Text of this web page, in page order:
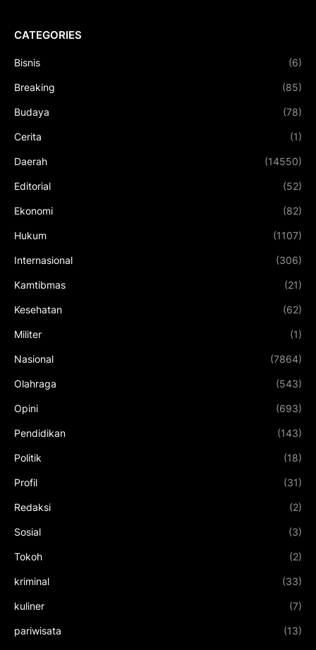
CATEGORIES
Bisnis (6)
Breaking (85)
Budaya (78)
Cerita (1)
Daerah (14550)
Editorial (52)
Ekonomi (82)
Hukum (1107)
Internasional (306)
Kamtibmas (21)
Kesehatan (62)
Militer (1)
Nasional (7864)
Olahraga (543)
Opini (693)
Pendidikan (143)
Politik (18)
Profil (31)
Redaksi (2)
Sosial (3)
Tokoh (2)
kriminal (33)
kuliner (7)
pariwisata (13)